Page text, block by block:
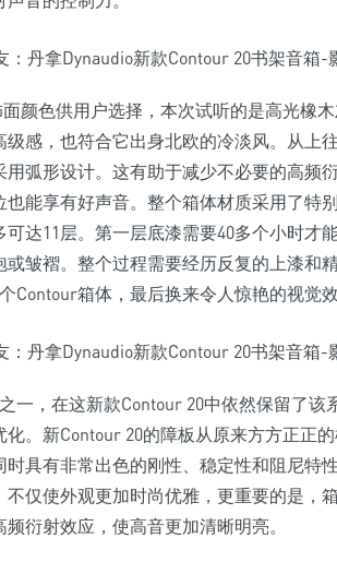
颜色供用户选择，本次试听的是高光橡
感，也符合它出身北欧的冷淡风。从上
弧形设计。这有助于减少不必要的高频
能享有好声音。整个箱体材质采用了特
达11层。第一层底漆需要40多个小时才
皱褶。整个过程需要经历反复的上漆和
Contour箱体，最后换来令人惊艳的视觉效
一，在这新款Contour 20中依然保留了该
。新Contour 20的障板从原来方方正正
具有非常出色的刚性、稳定性和阻尼特
仅使外观更加时尚优雅，更重要的是，
衍射效应，使高音更加清晰明亮。